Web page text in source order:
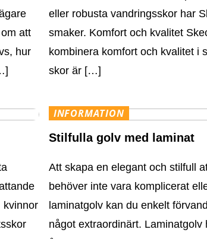
att
hur
eller robusta vandringsskor har
smaker. Komfort och kvalitet
kombinera komfort och kvalitet i
skor är […]
kvinnor
INFORMATION
Stilfulla golv med laminat
Att skapa en elegant och stilfull
behöver inte vara komplicerat
laminatgolv kan du enkelt
något extraordinärt. Laminatgolv